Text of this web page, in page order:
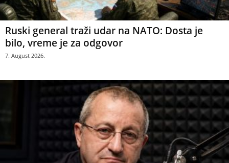
Ruski general traži udar na NATO: Dosta je
bilo, vreme je za odgovor
7. August 2026.